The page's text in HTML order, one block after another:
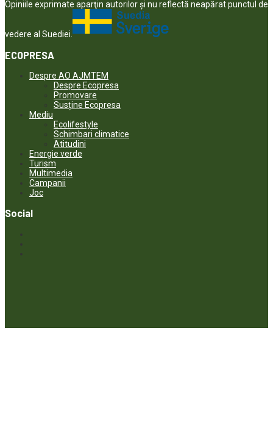
Opiniile exprimate aparţin autorilor şi nu reflectă neapărat punctul de
vedere al Suediei.
ECOPRESA
Despre AO AJMTEM
Despre Ecopresa
Promovare
Susține Ecopresa
Mediu
Ecolifestyle
Schimbari climatice
Atitudini
Energie verde
Turism
Multimedia
Campanii
Joc
Social